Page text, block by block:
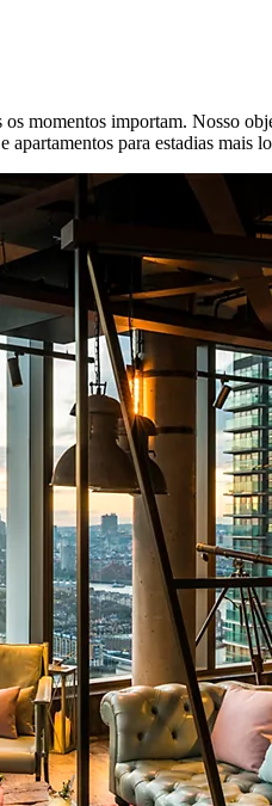
momentos importam. Nosso
para estadias mais